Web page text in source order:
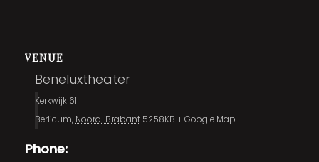
VENUE
Beneluxtheater
Kerkwijk 61
Berlicum, Noord-Brabant 5258KB + Google Map
Phone: